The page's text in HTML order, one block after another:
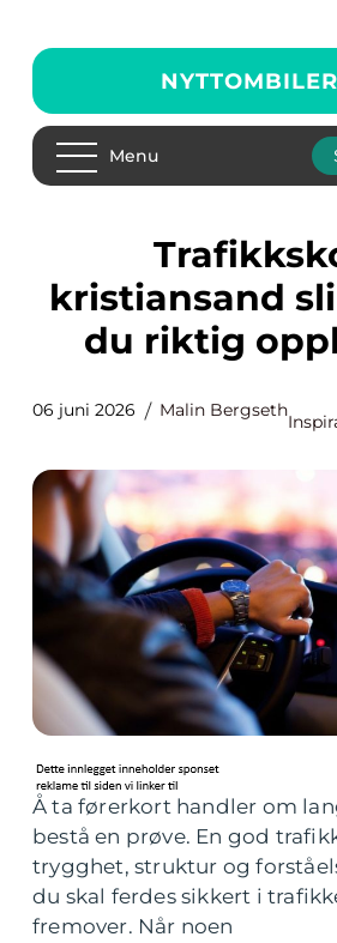
Menu
Trafikkskole
kristiansand
du riktig
06 juni 2026 Malin Bergseth
Å ta førerkort handler om
bestå en prøve. En god
trygghet, struktur og
du skal ferdes sikkert i
fremover. Når noen